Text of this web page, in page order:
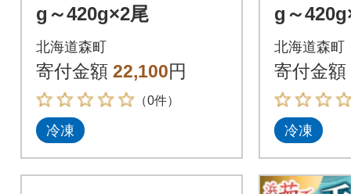
g～420g×2尾
北海道森町
寄付金額 22,100円
（0件）
冷凍
g～
北海道森町
寄付金額
冷凍